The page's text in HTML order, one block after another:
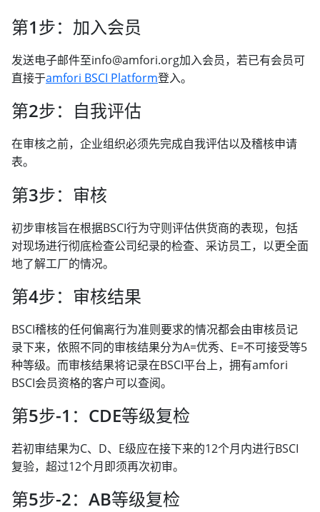
第1步：加入会员
发送电子邮件至info@amfori.org加入会员，若已有会员可
直接于amfori BSCI Platform登入。
第2步：自我评估
在审核之前，企业组织必须先完成自我评估以及稽核申请
表。
第3步：审核
初步审核旨在根据BSCI行为守则评估供货商的表现，包括
对现场进行彻底检查公司纪录的检查、采访员工，以更全面
地了解工厂的情况。
第4步：审核结果
BSCI稽核的任何偏离行为准则要求的情况都会由审核员记
录下来，依照不同的审核结果分为A=优秀、E=不可接受等5
种等级。而审核结果将记录在BSCI平台上，拥有amfori
BSCI会员资格的客户可以查阅。
第5步-1：CDE等级复检
若初审结果为C、D、E级应在接下来的12个月内进行BSCI
复验，超过12个月即须再次初审。
第5步-2：AB等级复检